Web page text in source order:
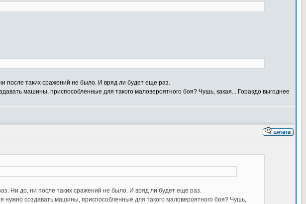
после таких сражений не было. И вряд ли будет еще раз.
машины, приспособленные для такого маловероятного боя? Чушь, какая... Гораздо выгоднее
Ни до, ни после таких сражений не было. И вряд ли будет еще раз.
нужно создавать машины, приспособленные для такого маловероятного боя? Чушь,